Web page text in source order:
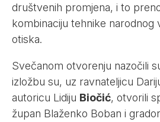
društvenih promjena, i to
kombinaciju tehnike narodnog
otiska.
Svečanom otvorenju nazočili
izložbu su, uz ravnateljicu
autoricu Lidiju Biočić, otvorili
župan Blaženko Boban i